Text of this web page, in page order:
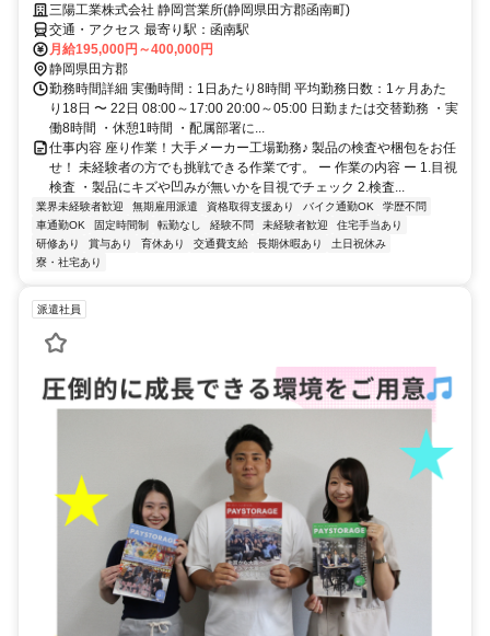
三陽工業株式会社 静岡営業所(静岡県田方郡函南町)
交通・アクセス 最寄り駅：函南駅
月給195,000円～400,000円
静岡県田方郡
勤務時間詳細 実働時間：1日あたり8時間 平均勤務日数：1ヶ月あた
り18日 〜 22日 08:00～17:00 20:00～05:00 日勤または交替勤務 ・実
働8時間 ・休憩1時間 ・配属部署に...
仕事内容 座り作業！大手メーカー工場勤務♪ 製品の検査や梱包をお任
せ！ 未経験者の方でも挑戦できる作業です。 ー 作業の内容 ー 1.目視
検査 ・製品にキズや凹みが無いかを目視でチェック 2.検査...
業界未経験者歓迎 無期雇用派遣 資格取得支援あり バイク通勤OK
学歴不問
車通勤OK
固定時間制 転勤なし 経験不問 未経験者歓迎
住宅手当あり
研修あり
賞与あり 育休あり 交通費支給 長期休暇あり
土日祝休み
寮・社宅あり
派遣社員